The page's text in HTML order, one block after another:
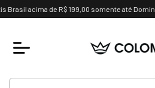
Brasil acima de R$ 199,00 somente até